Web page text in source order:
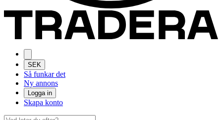
SEK
Så funkar det
Ny annons
Logga in
Skapa konto